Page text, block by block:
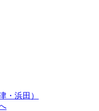
・浜田）